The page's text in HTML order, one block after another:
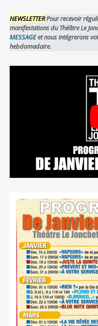
NEWSLETTERPour recevoir
manifestations du Théâtre Le
MESSAGEet nous intégrerons
hebdomadaire.